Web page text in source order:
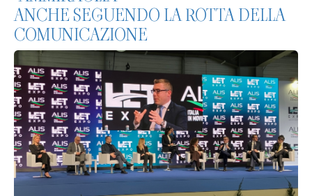
ANCHE SEGUENDO LA ROTTA DELLA
COMUNICAZIONE